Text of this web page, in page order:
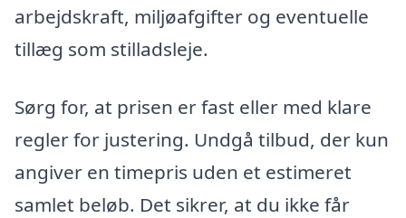
arbejdskraft, miljøafgifter og eventuelle
tillæg som stilladsleje.
Sørg for, at prisen er fast eller med klare
regler for justering. Undgå tilbud, der kun
angiver en timepris uden et estimeret
samlet beløb. Det sikrer, at du ikke får